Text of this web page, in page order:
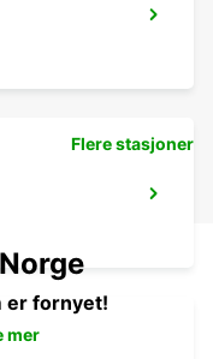
Flere stasjoner
er fornyet!
mer